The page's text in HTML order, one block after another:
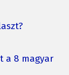
a 8 magyar